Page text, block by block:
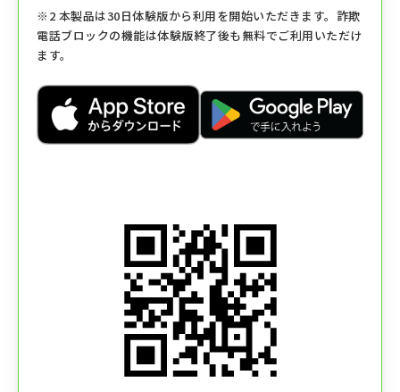
※2 本製品は30日体験版から利用を開始いただきます。詐欺
電話ブロックの機能は体験版終了後も無料でご利用いただけ
ます。